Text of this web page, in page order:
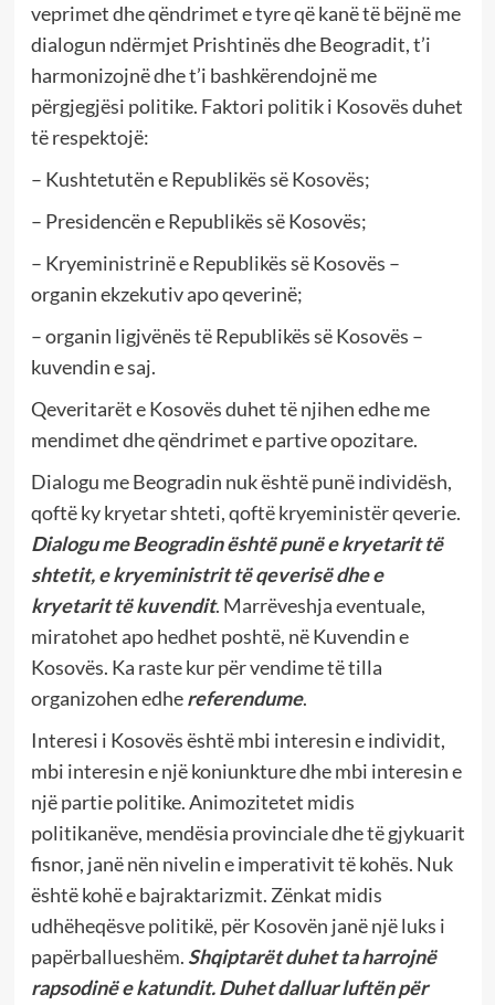
veprimet dhe qëndrimet e tyre që kanë të bëjnë me
dialogun ndërmjet Prishtinës dhe Beogradit, t’i
harmonizojnë dhe t’i bashkërendojnë me
përgjegjësi politike. Faktori politik i Kosovës duhet
të respektojë:
– Kushtetutën e Republikës së Kosovës;
– Presidencën e Republikës së Kosovës;
– Kryeministrinë e Republikës së Kosovës –
organin ekzekutiv apo qeverinë;
– organin ligjvënës të Republikës së Kosovës –
kuvendin e saj.
Qeveritarët e Kosovës duhet të njihen edhe me
mendimet dhe qëndrimet e partive opozitare.
Dialogu me Beogradin nuk është punë individësh,
qoftë ky kryetar shteti, qoftë kryeministër qeverie.
Dialogu me Beogradin është punë e kryetarit të
shtetit, e kryeministrit të qeverisë dhe e
kryetarit të kuvendit. Marrëveshja eventuale,
miratohet apo hedhet poshtë, në Kuvendin e
Kosovës. Ka raste kur për vendime të tilla
organizohen edhereferendume.
Interesi i Kosovës është mbi interesin e individit,
mbi interesin e një koniunkture dhe mbi interesin e
një partie politike. Animozitetet midis
politikanëve, mendësia provinciale dhe të gjykuarit
fisnor, janë nën nivelin e imperativit të kohës. Nuk
është kohë e bajraktarizmit. Zënkat midis
udhëheqësve politikë, për Kosovën janë një luks i
papërballueshëm. Shqiptarët duhet ta harrojnë
rapsodinë e katundit. Duhet dalluar luftën për